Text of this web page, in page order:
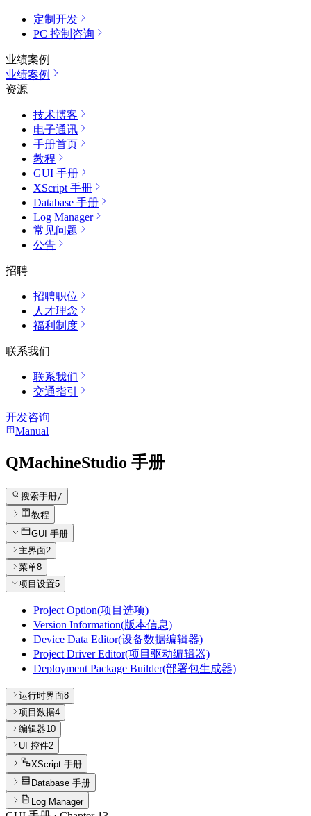
定制开发
PC 控制咨询
业绩案例
业绩案例
资源
技术博客
电子通讯
手册首页
教程
GUI 手册
XScript 手册
Database 手册
Log Manager
常见问题
公告
招聘
招聘职位
人才理念
福利制度
联系我们
联系我们
交通指引
开发咨询
Manual
QMachineStudio 手册
搜索手册/
教程
GUI 手册
主界面2
菜单8
项目设置5
Project Option(项目选项)
Version Information(版本信息)
Device Data Editor(设备数据编辑器)
Project Driver Editor(项目驱动编辑器)
Deployment Package Builder(部署包生成器)
运行时界面8
项目数据4
编辑器10
UI 控件2
XScript 手册
Database 手册
Log Manager